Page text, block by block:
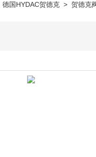
德国HYDAC贺德克 > 贺德克